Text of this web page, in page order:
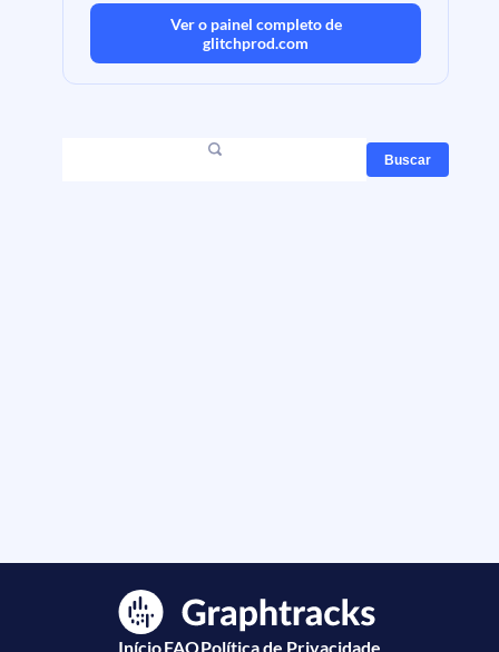
Ver o painel completo de
glitchprod.com
Buscar
InícioFAQPolítica de Privacidade